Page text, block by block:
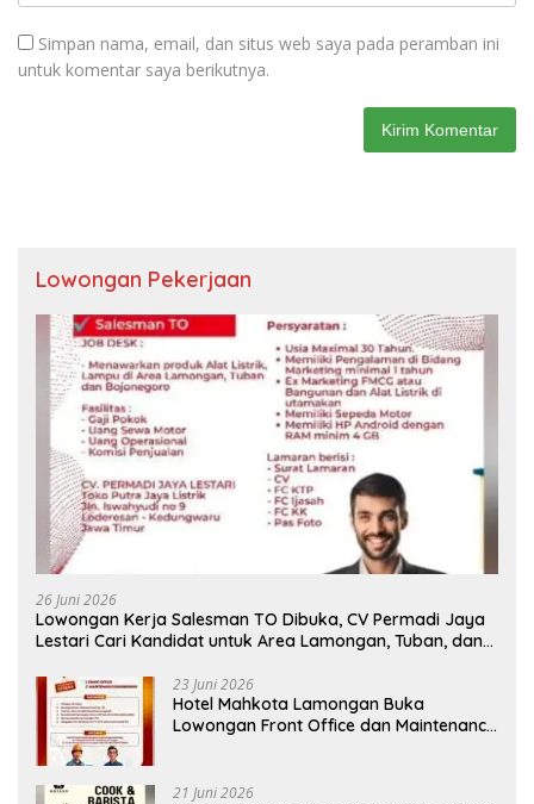
Simpan nama, email, dan situs web saya pada peramban ini
untuk komentar saya berikutnya.
Lowongan Pekerjaan
26 Juni 2026
Lowongan Kerja Salesman TO Dibuka, CV Permadi Jaya
Lestari Cari Kandidat untuk Area Lamongan, Tuban, dan
23 Juni 2026
Hotel Mahkota Lamongan Buka
Lowongan Front Office dan Maintenance
21 Juni 2026